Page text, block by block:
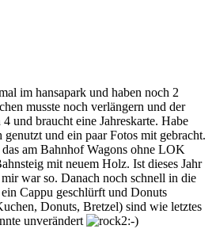
im hansapark und haben noch 2
musste noch verlängern und der
und braucht eine Jahreskarte. Habe
und ein paar Fotos mit gebracht.
am Bahnhof Wagons ohne LOK
mit neuem Holz. Ist dieses Jahr
war so. Danach noch schnell in die
Cappu geschlürft und Donuts
Donuts, Bretzel) sind wie letztes
unverändert